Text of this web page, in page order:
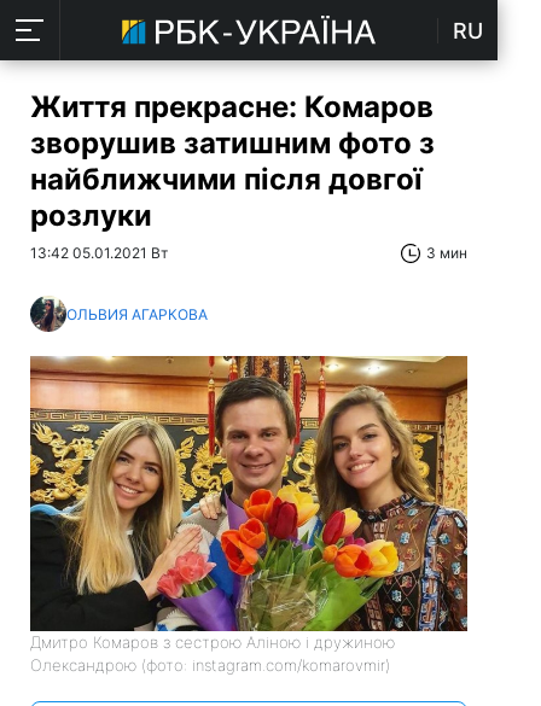
RU
Життя прекрасне: Комаров
зворушив затишним фото з
найближчими після довгої
розлуки
13:42 05.01.2021 Вт 3 мин
ОЛЬВИЯ АГАРКОВА
Дмитро Комаров з сестрою Аліною і дружиною
Олександрою (фото: instagram.com/komarovmir)